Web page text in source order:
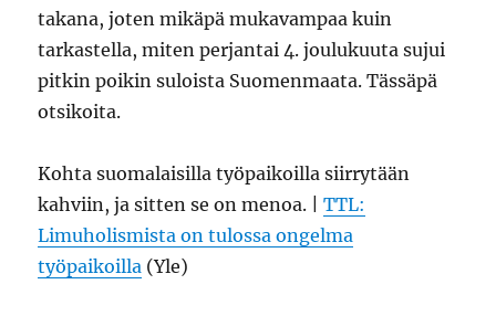
takana, joten mikäpä mukavampaa kuin
tarkastella, miten perjantai 4. joulukuuta sujui
pitkin poikin suloista Suomenmaata. Tässäpä
otsikoita.
Kohta suomalaisilla työpaikoilla siirrytään
kahviin, ja sitten se on menoa. |TTL:
Limuholismista on tulossa ongelma
työpaikoilla (Yle)